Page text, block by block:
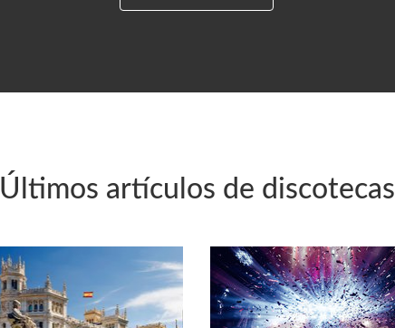
Últimos artículos de discotecas